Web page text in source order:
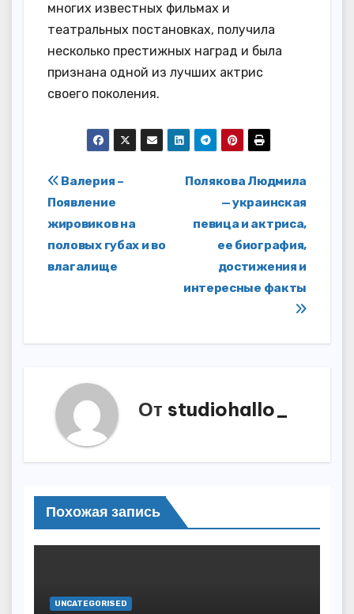
многих известных фильмах и
театральных постановках, получила
несколько престижных наград и была
признана одной из лучших актрис
своего поколения.
Навигация
по
записям
Полякова Людмила
— украинская
певица и актриса,
ее биография,
достижения и
интересные факты
Валерия –
Появление
жировиков на
половых губах и во
влагалище
От studiohallo_
Похожая запись
UNCATEGORISED